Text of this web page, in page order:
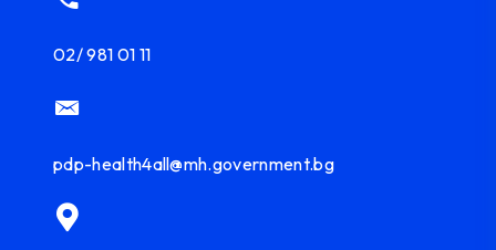
02/ 981 01 11
pdp-health4all@mh.government.bg